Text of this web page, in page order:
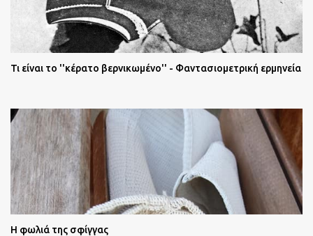
Τι είναι το ''κέρατο βερνικωμένο'' - Φαντασιομετρική ερμηνεία
Η φωλιά της σφίγγας